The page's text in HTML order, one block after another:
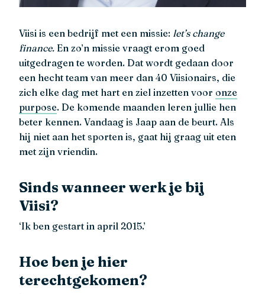
Viisi is een bedrijf met een missie: let’s change
finance. En zo’n missie vraagt erom goed
uitgedragen te worden. Dat wordt gedaan door
een hecht team van meer dan 40 Viisionairs, die
zich elke dag met hart en ziel inzetten voor onze
purpose. De komende maanden leren jullie hen
beter kennen. Vandaag is Jaap aan de beurt. Als
hij niet aan het sporten is, gaat hij graag uit eten
met zijn vriendin.
Sinds wanneer werk je bij
Viisi?
‘Ik ben gestart in april 2015.’
Hoe ben je hier
terechtgekomen?